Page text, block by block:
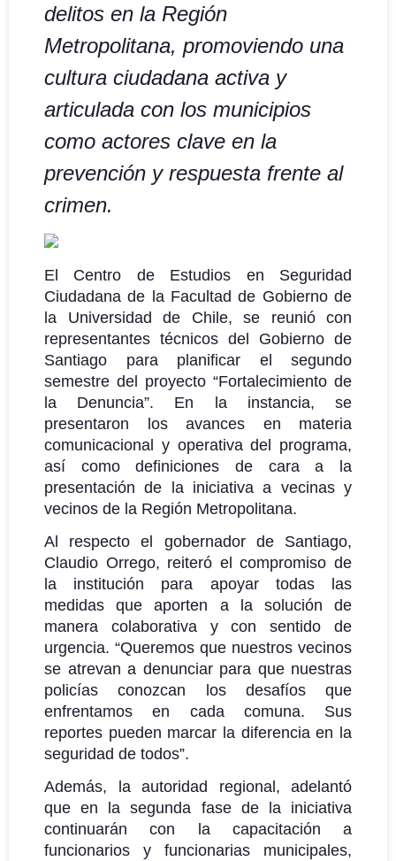
delitos en la Región
Metropolitana, promoviendo una
cultura ciudadana activa y
articulada con los municipios
como actores clave en la
prevención y respuesta frente al
crimen.
El Centro de Estudios en Seguridad
Ciudadana de la Facultad de Gobierno de
la Universidad de Chile, se reunió con
representantes técnicos del Gobierno de
Santiago para planificar el segundo
semestre del proyecto “Fortalecimiento de
la Denuncia”. En la instancia, se
presentaron los avances en materia
comunicacional y operativa del programa,
así como definiciones de cara a la
presentación de la iniciativa a vecinas y
vecinos de la Región Metropolitana.
Al respecto el gobernador de Santiago,
Claudio Orrego, reiteró el compromiso de
la institución para apoyar todas las
medidas que aporten a la solución de
manera colaborativa y con sentido de
urgencia. “Queremos que nuestros vecinos
se atrevan a denunciar para que nuestras
policías conozcan los desafíos que
enfrentamos en cada comuna. Sus
reportes pueden marcar la diferencia en la
seguridad de todos”.
Además, la autoridad regional, adelantó
que en la segunda fase de la iniciativa
continuarán con la capacitación a
funcionarios y funcionarias municipales,